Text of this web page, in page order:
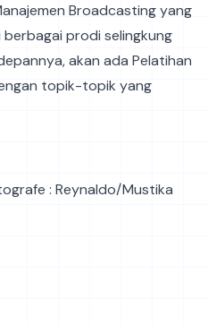
Broadcasting yang
prodi selingkung
akan ada Pelatihan
topik-topik yang
: Reynaldo/Mustika